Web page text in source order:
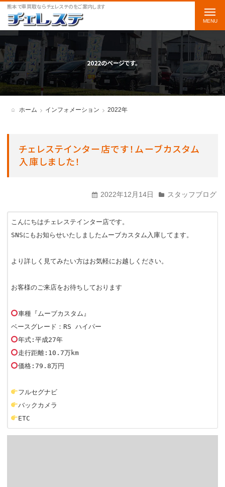
熊本で車買取ならチェレステのをご案内します
2022のページです。
ホーム インフォメーション 2022年
チェレステインター店です！ムーブカスタム
入庫しました！
2022年12月14日 スタッフブログ
こんにちはチェレステインター店です。
SNSにもお知らせいたしましたムーブカスタム入庫してます。
より詳しく見てみたい方はお気軽にお越しください。
お客様のご来店をお待ちしております
車種『ムーブカスタム』
価格:79.8万円
ETC
t
o
g
g
l
e